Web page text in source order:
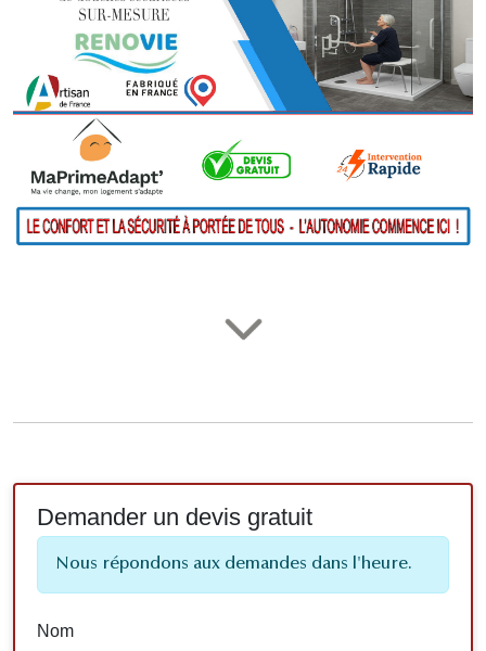
Demander un devis gratuit
Nous répondons aux demandes dans l'heure.
Nom